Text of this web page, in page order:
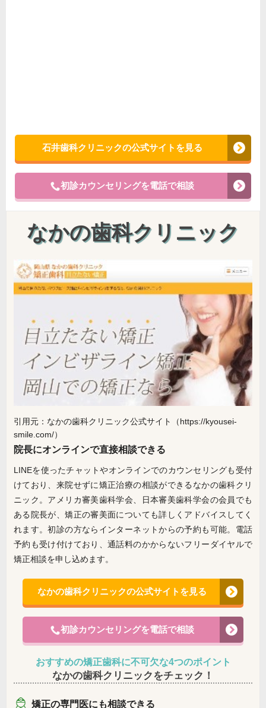
石井歯科クリニックの公式サイトを見る
初診カウンセリングを電話で相談
なかの歯科クリニック
引用元：なかの歯科クリニック公式サイト（https://kyousei-
smile.com/）
院長にオンラインで直接相談できる
LINEを使ったチャットやオンラインでのカウンセリングも受付
けており、来院せずに矯正治療の相談ができるなかの歯科クリ
ニック。アメリカ審美歯科学会、日本審美歯科学会の会員でも
ある院長が、矯正の審美面についても詳しくアドバイスしてく
れます。初診の方ならインターネットからの予約も可能。電話
予約も受け付けており、通話料のかからないフリーダイヤルで
矯正相談を申し込めます。
なかの歯科クリニックの公式サイトを見る
初診カウンセリングを電話で相談
おすすめの矯正歯科に不可欠な4つのポイント
なかの歯科クリニックをチェック！
矯正の専門医にも相談できる